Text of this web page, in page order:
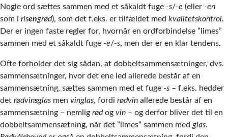
Nogle ord sættes sammen med et såkaldt fuge -s/-e (eller -en
som i risengrød), som det f.eks. er tilfældet med kvalitetskontrol.
Der er ingen faste regler for, hvornår en ordforbindelse ”limes”
sammen med et såkaldt fuge -e/-s, men der er en klar tendens.
Ofte forholder det sig sådan, at dobbeltsammensætninger, dvs.
sammensætninger, hvor det ene led allerede består af en
sammensætning, sættes sammen med et fuge -s – f.eks. hedder
det rødvinsglas men vinglas, fordi rødvin allerede består af en
sammensætning – nemlig rødog vin – og derfor bliver det til en
dobbeltsammensætning, når det ”limes” sammen med glas.